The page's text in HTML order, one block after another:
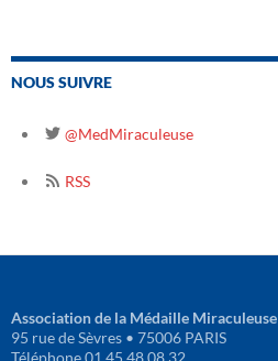
NOUS SUIVRE
@MedMiraculeuse
RSS
Association de la Médaille Miraculeuse
95 rue de Sèvres • 75006 PARIS